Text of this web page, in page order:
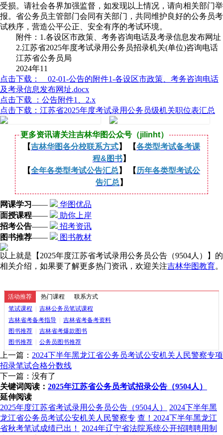
受损。请社会各界加强监督，如发现以上情况，请向相关部门举
报。省公务员主管部门会同有关部门，共同维护良好的公务员考
试秩序，营造公平公正、安全有序的考试环境。
附件：1.各设区市政策、考务咨询电话及考录信息发布网址
2.江苏省2025年度考试录用公务员招录机关(单位)咨询电话
江苏省公务员局
2024年11
点击下载： 02-01-公告的附件1-各设区市政策、考务咨询电话
及考录信息发布网址.docx
点击下载 ：公告附件1、2.x
点击下载：江苏省2025年度考试录用公务员级机关职位表汇总
更多资讯请关注吉林华图公众号（jilinht）
【吉林华图各分校联系方式】 【各类型考试备考课
程&图书】
【全年各类型考试公告汇总 】 【 历年各类型考试公
告汇总 】
网课学习——
华图优品
面授课程——
助你上岸
招考公告——
招考资讯
图书推荐—— 图书教材
以上就是【2025年度江苏省考试录用公务员公告（9504人）】的
相关介绍，如果要了解更多热门资讯，欢迎关注吉林华图教育。
活动推荐 热门课程 联系方式
笔试课程
吉林公务员笔试课程
吉林省考备考指导
吉林省考备考资料
图书推荐
吉林省考爆款图书
图书推荐
公务员图书推荐
上一篇： 2024下半年黑龙江省公务员考试公安机关人民警察专项
招录笔试合格分数线
下一篇：没有了
关键词阅读： 2025年江苏省公务员考试招录公告（9504人）
延伸阅读
2025年度江苏省考试录用公务员公告（9504人）
2024下半年黑
龙江省公务员考试公安机关人民警察专 查！2024下半年黑龙江
省秋考笔试成绩已出！
2024年辽宁省法院系统公开招聘聘用制